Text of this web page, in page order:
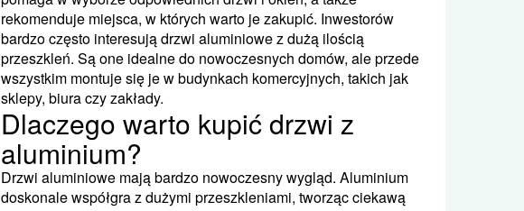
rekomenduje miejsca, w których warto je zakupić. Inwestorów
bardzo często interesują drzwi aluminiowe z dużą ilością
przeszkleń. Są one idealne do nowoczesnych domów, ale przede
wszystkim montuje się je w budynkach komercyjnych, takich jak
sklepy, biura czy zakłady.
Dlaczego warto kupić drzwi z
aluminium?
Drzwi aluminiowe mają bardzo nowoczesny wygląd. Aluminium
doskonale współgra z dużymi przeszkleniami, tworząc ciekawą